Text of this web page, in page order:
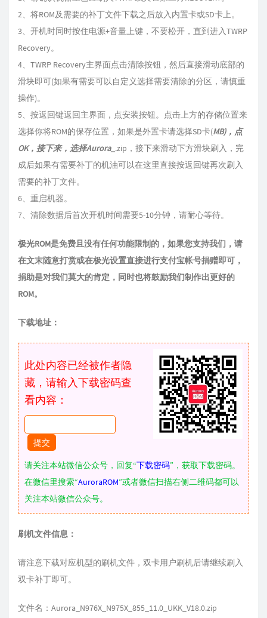
2、将ROM及需要的补丁文件下载之后放入内置卡或SD卡上。
3、开机时同时按住电源+音量上键，不要松开，直到进入TWRP
Recovery。
4、TWRP Recovery主界面点击清除按钮，然后直接滑动底部的
滑块即可(如果有需要可以自定义选择需要清除的分区，请慎重
操作)。
5、按返回键返回主界面，点安装按钮。点击上方的存储位置来
选择你将ROM的保存位置，如果是外置卡请选择SD卡(MB)，点
OK，接下来，选择Aurora_ .zip，接下来滑动下方滑块刷入，完
成后如果有需要补丁的机油可以在这里直接按返回键再次刷入
需要的补丁文件。
6、重启机器。
7、清除数据后首次开机时间需要5-10分钟，请耐心等待。
极光ROM是免费且没有任何功能限制的，如果您支持我们，请
在文末随意打赏或在极光设置直接进行支付宝帐号捐赠即可，
捐助是对我们莫大的肯定，同时也将鼓励我们制作出更好的
ROM。
下载地址：
此处内容已经被作者隐
藏，请输入下载密码查
看内容：
请关注本站微信公众号，回复“下载密码”，获取下载密码。
在微信里搜索“AuroraROM”或者微信扫描右侧二维码都可以
关注本站微信公众号。
刷机文件信息：
请注意下载对应机型的刷机文件，双卡用户刷机后请继续刷入
双卡补丁即可。
文件名：Aurora_N976X_N975X_855_11.0_UKK_V18.0.zip